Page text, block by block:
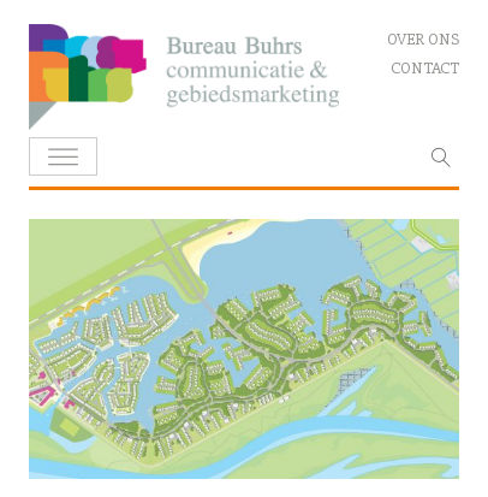
Skip
to
content
OVER ONS
CONTACT